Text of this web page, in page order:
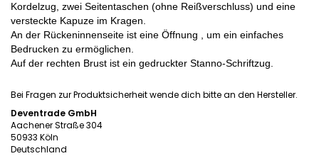
Kordelzug, zwei Seitentaschen (ohne Reißverschluss) und eine
versteckte Kapuze im Kragen.
An der Rückeninnenseite ist eine Öffnung , um ein einfaches
Bedrucken zu ermöglichen.
Auf der rechten Brust ist ein gedruckter Stanno-Schriftzug.
Bei Fragen zur Produktsicherheit wende dich bitte an den Hersteller.
Deventrade GmbH
Aachener Straße 304
50933 Köln
Deutschland